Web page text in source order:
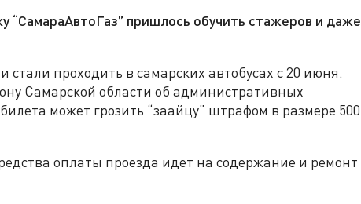
“СамараАвтоГаз” пришлось обучить стажеров и даже
проходить в самарских автобусах с 20 июня.
Самарской области об административных
может грозить “заайцу” штрафом в размере 500
оплаты проезда идет на содержание и ремонт